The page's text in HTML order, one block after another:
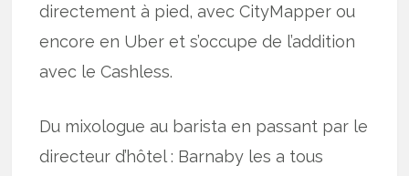
directement à pied, avec CityMapper ou
encore en Uber et s’occupe de l’addition
avec le Cashless.
Du mixologue au barista en passant par le
directeur d’hôtel : Barnaby les a tous